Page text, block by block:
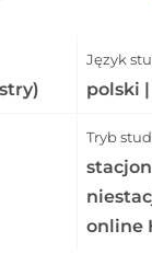
Język
polski
Tryb
online